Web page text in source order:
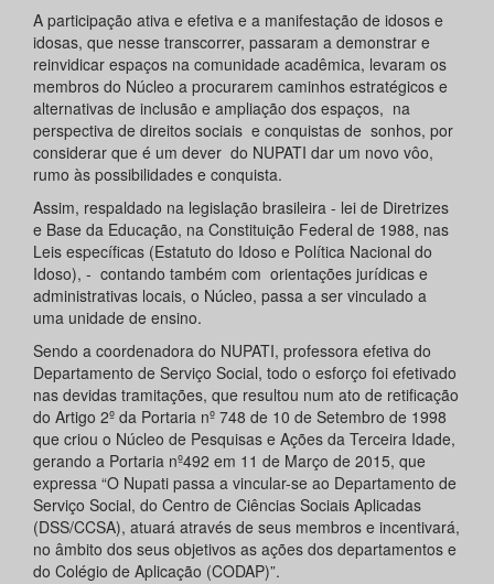
A participação ativa e efetiva e a manifestação de idosos e
idosas, que nesse transcorrer, passaram a demonstrar e
reinvidicar espaços na comunidade acadêmica, levaram os
membros do Núcleo a procurarem caminhos estratégicos e
alternativas de inclusão e ampliação dos espaços, na
perspectiva de direitos sociais e conquistas de sonhos, por
considerar que é um dever do NUPATI dar um novo vôo,
rumo às possibilidades e conquista.
Assim, respaldado na legislação brasileira - lei de Diretrizes
e Base da Educação, na Constituição Federal de 1988, nas
Leis específicas (Estatuto do Idoso e Política Nacional do
Idoso), - contando também com orientações jurídicas e
administrativas locais, o Núcleo, passa a ser vinculado a
uma unidade de ensino.
Sendo a coordenadora do NUPATI, professora efetiva do
Departamento de Serviço Social, todo o esforço foi efetivado
nas devidas tramitações, que resultou num ato de retificação
do Artigo 2º da Portaria nº 748 de 10 de Setembro de 1998
que criou o Núcleo de Pesquisas e Ações da Terceira Idade,
gerando a Portaria nº492 em 11 de Março de 2015, que
expressa “O Nupati passa a vincular-se ao Departamento de
Serviço Social, do Centro de Ciências Sociais Aplicadas
(DSS/CCSA), atuará através de seus membros e incentivará,
no âmbito dos seus objetivos as ações dos departamentos e
do Colégio de Aplicação (CODAP)”.